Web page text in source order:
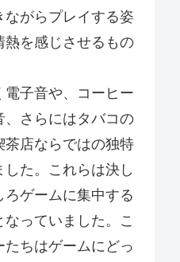
ながらプレイする姿
熱を感じさせるもの
子音や、コーヒー
、さらにはタバコの
店ならではの独特
た。これらは決し
ゲームに集中する
っていました。こ
ちはゲームにどっ